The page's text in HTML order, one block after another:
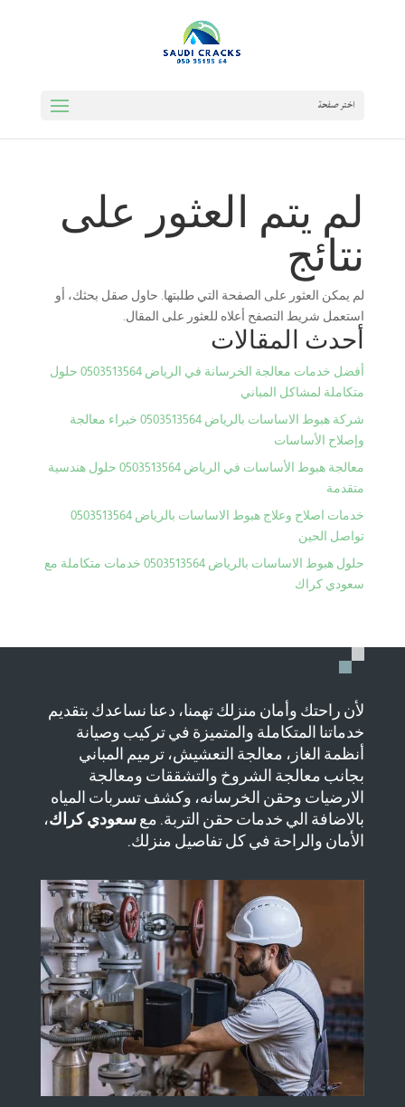
اختر صفحة
لم يتم العثور على
نتائج
لم يمكن العثور على الصفحة التي طلبتها. حاول صقل بحثك، أو
استعمل شريط التصفح أعلاه للعثور على المقال.
أحدث المقالات
أفضل خدمات معالجة الخرسانة في الرياض 0503513564 حلول
متكاملة لمشاكل المباني
شركة هبوط الاساسات بالرياض 0503513564 خبراء معالجة
وإصلاح الأساسات
معالجة هبوط الأساسات في الرياض 0503513564 حلول هندسية
متقدمة
خدمات اصلاح وعلاج هبوط الاساسات بالرياض 0503513564
تواصل الحين
حلول هبوط الاساسات بالرياض 0503513564 خدمات متكاملة مع
سعودي كراك
لأن راحتك وأمان منزلك تهمنا، دعنا نساعدك بتقديم
خدماتنا المتكاملة والمتميزة في تركيب وصيانة
أنظمة الغاز، معالجة التعشيش، ترميم المباني
بجانب معالجة الشروخ والتشققات ومعالجة
الارضيات وحقن الخرسانه، وكشف تسربات المياه
بالاضافة الي خدمات حقن التربة. مع سعودي كراك،
الأمان والراحة في كل تفاصيل منزلك.